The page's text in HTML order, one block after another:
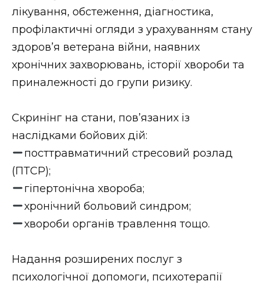
лікування, обстеження, діагностика,
профілактичні огляди з урахуванням стану
здоров’я ветерана війни, наявних
хронічних захворювань, історії хвороби та
приналежності до групи ризику.
Скринінг на стани, пов’язаних із
наслідками бойових дій:
посттравматичний стресовий розлад
(ПТСР);
гіпертонічна хвороба;
хронічний больовий синдром;
хвороби органів травлення тощо.
Надання розширених послуг з
психологічної допомоги, психотерапії